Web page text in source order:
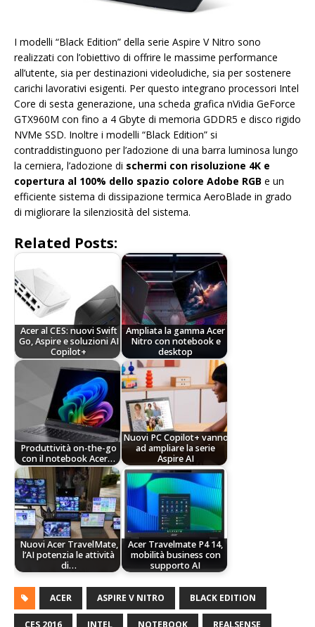
I modelli “Black Edition” della serie Aspire V Nitro sono
realizzati con l’obiettivo di offrire le massime performance
all’utente, sia per destinazioni videoludiche, sia per sostenere
carichi lavorativi esigenti. Per questo integrano processori Intel
Core di sesta generazione, una scheda grafica nVidia GeForce
GTX960M con fino a 4 Gbyte di memoria GDDR5 e disco rigido
NVMe SSD. Inoltre i modelli “Black Edition” si
contraddistinguono per l’adozione di una barra luminosa lungo
la cerniera, l’adozione di schermi con risoluzione 4K e
copertura al 100% dello spazio colore Adobe RGB e un
efficiente sistema di dissipazione termica AeroBlade in grado
di migliorare la silenziosità del sistema.
Related Posts:
Acer al CES: nuovi Swift
Go, Aspire e soluzioni AI
Copilot+
Ampliata la gamma Acer
Nitro con notebook e
desktop
Produttività on-the-go
con il notebook Acer…
Nuovi PC Copilot+ vanno
ad ampliare la serie
Aspire AI
Nuovi Acer TravelMate,
l’AI potenzia le attività
di…
Acer Travelmate P4 14,
mobilità business con
supporto AI
ACER ASPIRE V NITRO BLACK EDITION
CES 2016 INTEL NOTEBOOK REALSENSE